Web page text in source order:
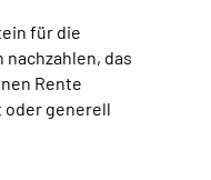
für die
das
Rente
oder generell